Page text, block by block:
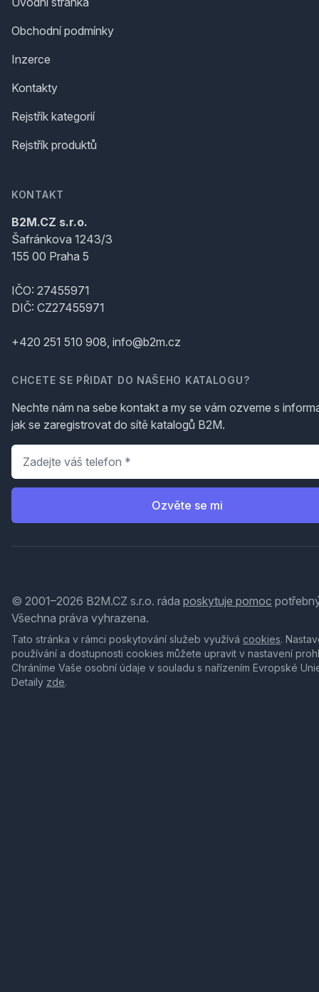
Obchodní podmínky
Inzerce
Kontakty
Rejstřík kategorií
Rejstřík produktů
KONTAKT
B2M.CZ s.r.o.
Šafránkova 1243/3
155 00 Praha 5
IČO: 27455971
DIČ: CZ27455971
+420 251 510 908, info@b2m.cz
CHCETE SE PŘIDAT DO NAŠEHO KATALOGU?
Nechte nám na sebe kontakt a my se vám ozveme s
jak se zaregistrovat do sítě katalogů B2M.
Telefon
Ozvěte se mi
© 2001–2026 B2M.CZ s.r.o. ráda poskytuje pomoc
Všechna práva vyhrazena.
Tato stránka v rámci poskytování služeb využívá cookies.
používání a dostupnosti cookies můžete upravit v nastavení
Chráníme Vaše osobní údaje v souladu s nařízením Evropské
Detaily zde.